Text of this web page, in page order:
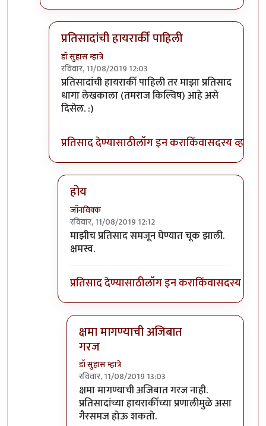
प्रतिसादांची हायरार्की पाहिली
डॉ सुहास म्हात्रे
रविवार, 11/08/2019 12:03
In reply toगीता मला फार आवडायची. खूपby
प्रतिसादांची हायरार्की पाहिली तर माझा प्रतिसाद
धागा लेखकाला (तमराज किल्विष) आहे असे
दिसेल. :)
प्रतिसाद देण्यासाठीलॉग इन कराकिंवासदस्य व्हा
होय
जॉनविक्क
रविवार, 11/08/2019 12:12
In reply toप्रतिसादांची हायरार्की पाहिलीby
माझीच प्रतिसाद समजून घेण्यात चूक झाली.
क्षमस्व.
प्रतिसाद देण्यासाठीलॉग इन कराकिंवासदस्य व्हा
क्षमा मागण्याची अजिबात
गरज
डॉ सुहास म्हात्रे
रविवार, 11/08/2019 13:03
In reply toहोयbyजॉनविक्क
क्षमा मागण्याची अजिबात गरज नाही.
प्रतिसादांच्या हायरार्कीच्या प्रणालीमुळे असा
गैरसमज होऊ शकतो.